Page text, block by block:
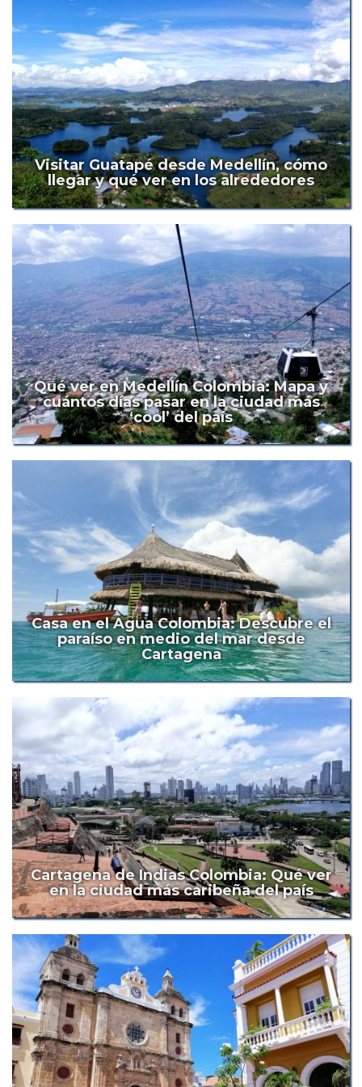
Visitar Guatapé desde Medellín, cómo
llegar y qué ver en los alrededores
Qué ver en Medellín Colombia: Mapa y
cuántos días pasar en la ciudad más
‘cool’ del país
Casa en el Agua Colombia: Descubre el
paraíso en medio del mar desde
Cartagena
Cartagena de Indias Colombia: Qué ver
en la ciudad más caribeña del país